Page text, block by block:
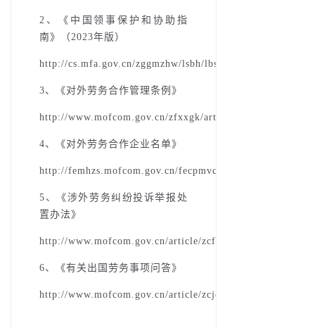
2、《中国领事保护和协助指
南》（2023年版）
http://cs.mfa.gov.cn/zggmzhw/lsbh/lbsc_660514/202311/
3、《对外劳务合作管理条例》
http://www.mofcom.gov.cn/zfxxgk/article/gkml/201207/
4、《对外劳务合作企业名单》
http://femhzs.mofcom.gov.cn/fecpmvc_zj/pages/fem/
5、《涉外劳务纠纷投诉举报处
置办法》
http://www.mofcom.gov.cn/article/zcfb/zcgfxwj/202108/
6、《有关出国劳务事项问答》
http://www.mofcom.gov.cn/article/zcjd/jdtzhz/200511/